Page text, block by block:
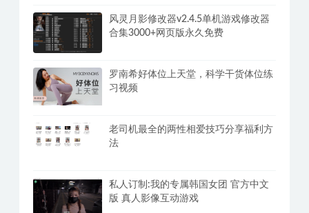
风灵月影修改器v2.4.5单机游戏修改器
合集3000+网页版永久免费
罗南希好体位上天堂，科学干货体位练
习视频
老司机最全的两性相爱技巧分享福利方
法
私人订制:我的专属韩国女团 官方中文
版 真人影像互动游戏